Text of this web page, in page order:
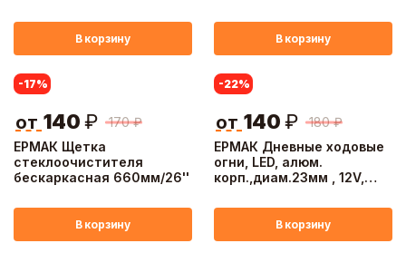
В корзину В корзину
ЕРМАК Щетка
стеклоочистителя
бескаркасная 660мм/26''
-17%
170 ₽
от 140 ₽
В корзину
ЕРМАК Дневные ходовые
огни, LED, алюм.
корп.,диам.23мм , 12V,
-22%
180 ₽
от 140 ₽
В корзину